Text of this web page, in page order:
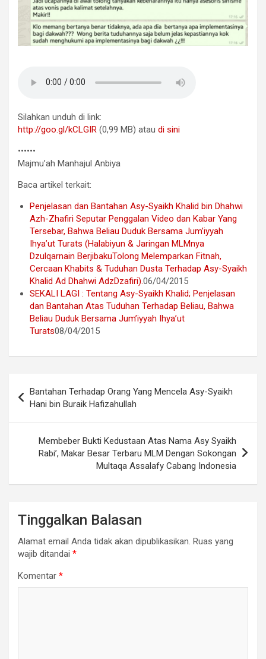
Silahkan unduh di link:
http://goo.gl/kCLGIR (0,99 MB) atau di sini
••••••
Majmu’ah Manhajul Anbiya
Baca artikel terkait:
Penjelasan dan Bantahan Asy-Syaikh Khalid bin Dhahwi
Azh-Zhafiri Seputar Penggalan Video dan Kabar Yang
Tersebar, Bahwa Beliau Duduk Bersama Jum’iyyah
Ihya’ut Turats (Halabiyun & Jaringan MLMnya
Dzulqarnain BerjibakuTolong Melemparkan Fitnah,
Cercaan Khabits & Tuduhan Dusta Terhadap Asy-Syaikh
Khalid Ad Dhahwi AdzDzafiri). 06/04/2015
SEKALI LAGI : Tentang Asy-Syaikh Khalid; Penjelasan
dan Bantahan Atas Tuduhan Terhadap Beliau, Bahwa
Beliau Duduk Bersama Jum’iyyah Ihya’ut
Turats08/04/2015
pos
Bantahan Terhadap Orang Yang Mencela Asy-Syaikh
Hani bin Buraik Hafizahullah
Membeber Bukti Kedustaan Atas Nama Asy Syaikh
Rabi’, Makar Besar Terbaru MLM Dengan Sokongan
Multaqa Assalafy Cabang Indonesia
Tinggalkan Balasan
Alamat email Anda tidak akan dipublikasikan. Ruas yang
wajib ditandai *
Komentar *